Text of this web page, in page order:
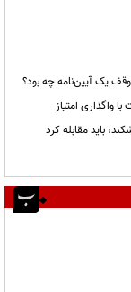
یک آیین‌نامه چه بود؟
واگذاری امتیاز
باید مقابله کرد